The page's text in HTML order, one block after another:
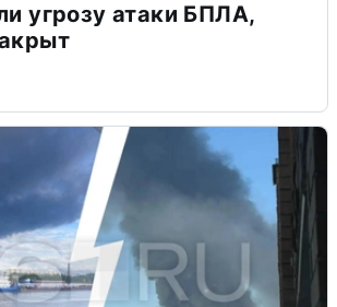
угрозу атаки БПЛА,